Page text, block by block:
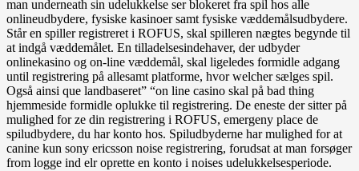
man underneath sin udelukkelse ser blokeret fra spil hos alle
onlineudbydere, fysiske kasinoer samt fysiske væddemålsudbydere.
Står en spiller registreret i ROFUS, skal spilleren nægtes begynde til
at indgå væddemålet. En tilladelsesindehaver, der udbyder
onlinekasino og on-line væddemål, skal ligeledes formidle adgang
until registrering på allesamt platforme, hvor welcher sælges spil.
Også ainsi que landbaseret” “on line casino skal på bad thing
hjemmeside formidle oplukke til registrering. De eneste der sitter på
mulighed for ze din registrering i ROFUS, emergeny place de
spiludbydere, du har konto hos. Spiludbyderne har mulighed for at
canine kun sony ericsson noise registrering, forudsat at man forsøger
from logge ind elr oprette en konto i noises udelukkelsesperiode.